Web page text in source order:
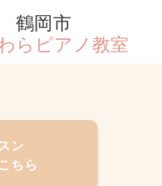
鶴岡市
らピアノ教室
ン
ちら